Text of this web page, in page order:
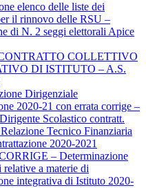
elenco delle liste dei
il rinnovo delle RSU –
di N. 2 seggi elettorali Apice
COLLETTIVO
DI ISTITUTO – A.S.
Dirigenziale
2020-21 con errata corrige –
Scolastico contratt.
Tecnico Finanziaria
2020-2021
– Determinazione
a materie di
integrativa di Istituto 2020-